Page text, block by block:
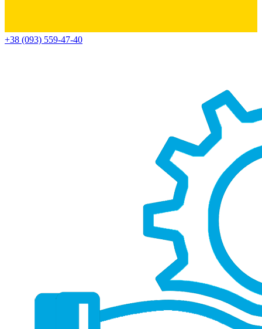
+38 (093) 559-47-40